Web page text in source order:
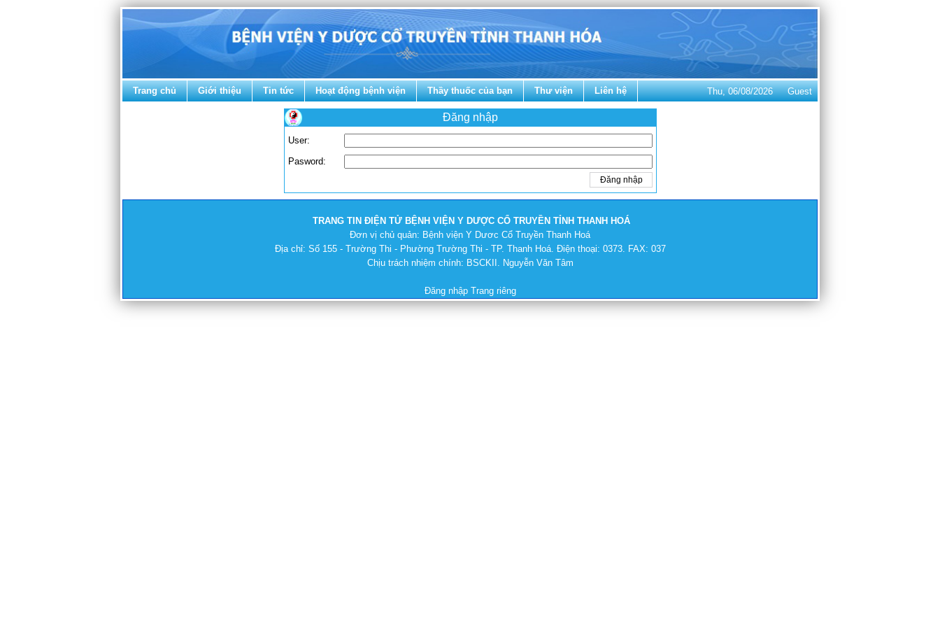
Trang chủ Giới thiệu Tin tức Hoạt động bệnh viện Thầy thuốc của bạn Thư viện Liên hệ Thu, 06/08/2026 Guest
Đăng nhập
User:
Pasword:
TRANG TIN ĐIỆN TỬ BỆNH VIỆN Y DƯỢC CỔ TRUYỀN TỈNH THANH HOÁ
Đơn vị chủ quản: Bệnh viện Y Dươc Cổ Truyền Thanh Hoá
Địa chỉ: Số 155 - Trường Thi - Phường Trường Thi - TP. Thanh Hoá. Điện thoại: 0373. FAX: 037
Chịu trách nhiệm chính: BSCKII. Nguyễn Văn Tâm
Đăng nhập Trang riêng